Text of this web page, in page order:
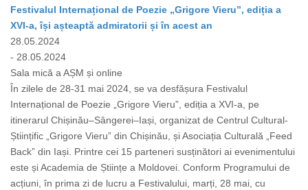
Festivalul Internațional de Poezie „Grigore Vieru”, ediția a
XVI-a, își așteaptă admiratorii și în acest an
28.05.2024
- 28.05.2024
Sala mică a AȘM și online
În zilele de 28-31 mai 2024, se va desfășura Festivalul
Internațional de Poezie „Grigore Vieru”, ediția a XVI-a, pe
itinerarul Chișinău–Sângerei–Iași, organizat de Centrul Cultural-
Științific „Grigore Vieru” din Chișinău, și Asociația Culturală „Feed
Back” din Iași. Printre cei 15 parteneri susținători ai evenimentului
este și Academia de Științe a Moldovei. Conform Programului de
acțiuni, în prima zi de lucru a Festivalului, marți, 28 mai, cu